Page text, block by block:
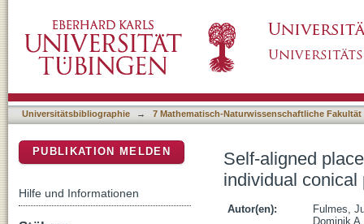
nanostructures
Universitätsbibliographie → 7 Mathematisch-Naturwissenschaftliche Fakultät
Self-aligned
individual
Autor(en):
Fulmes,
Dominik A.
PUBLIKATION MELDEN
Hilfe und Informationen